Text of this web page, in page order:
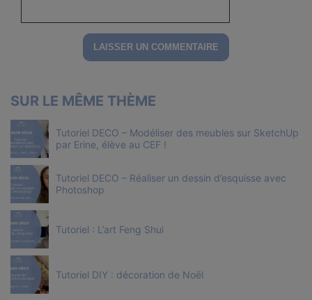
SUR LE MÊME THÈME
Tutoriel DECO – Modéliser des meubles sur SketchUp
par Erine, élève au CEF !
Tutoriel DECO – Réaliser un dessin d’esquisse avec
Photoshop
Tutoriel : L’art Feng Shui
Tutoriel DIY : décoration de Noël